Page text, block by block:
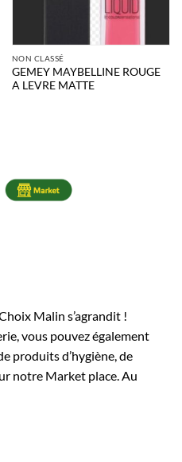
NON CLASSÉ
GEMEY MAYBELLINE ROUGE
A LEVRE MATTE
Malin s’agrandit !
vous pouvez également
produits d’hygiène, de
notre Market place. Au